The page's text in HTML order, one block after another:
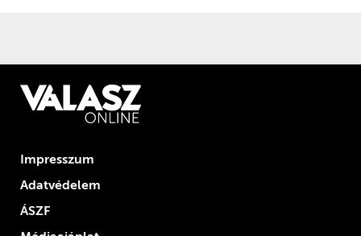
Impresszum
Adatvédelem
ÁSZF